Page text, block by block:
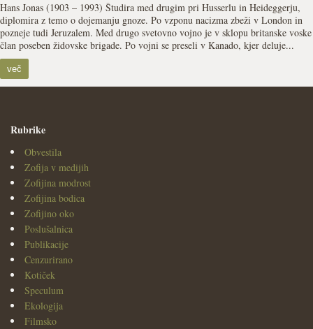
Hans Jonas (1903 – 1993) Študira med drugim pri Husserlu in Heideggerju,
diplomira z temo o dojemanju gnoze. Po vzponu nacizma zbeži v London in
pozneje tudi Jeruzalem. Med drugo svetovno vojno je v sklopu britanske voske
član poseben židovske brigade. Po vojni se preseli v Kanado, kjer deluje...
več
Rubrike
Obvestila
Zofija v medijih
Zofijina modrost
Zofijina bodica
Zofijino oko
Poslušalnica
Publikacije
Cenzurirano
Kotiček
Speculum
Ekologija
Filmsko